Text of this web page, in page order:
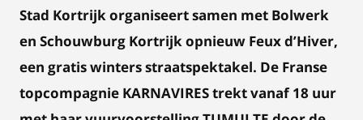
Stad Kortrijk organiseert samen met Bolwerk
en Schouwburg Kortrijk opnieuw Feux d’Hiver,
een gratis winters straatspektakel. De Franse
topcompagnie KARNAVIRES trekt vanaf 18 uur